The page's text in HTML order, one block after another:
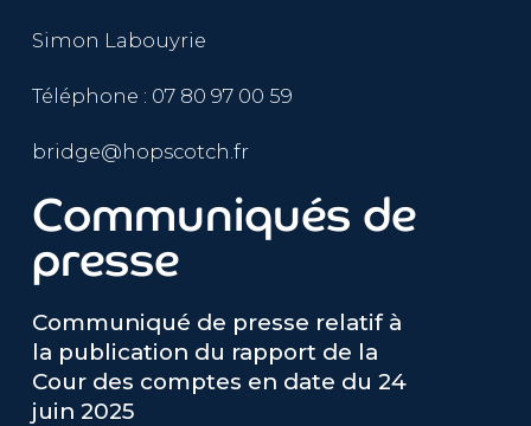
ESPACE PRESSE
Simon Labouyrie
Téléphone : 07 80 97 00 59
bridge@hopscotch.fr
Communiqués de
presse
Communiqué de presse relatif à
la publication du rapport de la
Cour des comptes en date du 24
juin 2025